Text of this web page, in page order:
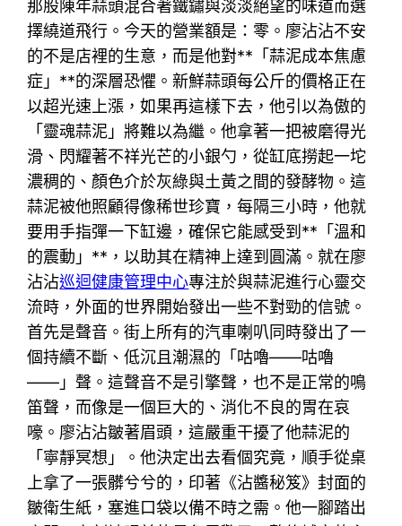
那股陳年蒜頭混合著鐵鏽與淡淡絕望的味道而選
擇繞道飛行。今天的營業額是：零。廖沾沾不安
的不是店裡的生意，而是他對**「蒜泥成本焦慮
症」**的深層恐懼。新鮮蒜頭每公斤的價格正在
以超光速上漲，如果再這樣下去，他引以為傲的
「靈魂蒜泥」將難以為繼。他拿著一把被磨得光
滑、閃耀著不祥光芒的小銀勺，從缸底撈起一坨
濃稠的、顏色介於灰綠與土黃之間的發酵物。這
蒜泥被他照顧得像稀世珍寶，每隔三小時，他就
要用手指彈一下缸邊，確保它能感受到**「溫和
的震動」**，以助其在精神上達到圓滿。就在廖
沾沾巡迴健康管理中心專注於與蒜泥進行心靈交
流時，外面的世界開始發出一些不對勁的信號。
首先是聲音。街上所有的汽車喇叭同時發出了一
個持續不斷、低沉且潮濕的「咕嚕——咕嚕
——」聲。這聲音不是引擎聲，也不是正常的鳴
笛聲，而像是一個巨大的、消化不良的胃在哀
嚎。廖沾沾皺著眉頭，這嚴重干擾了他蒜泥的
「寧靜冥想」。他決定出去看個究竟，順手從桌
上拿了一張髒兮兮的，印著《沾醬秘笈》封面的
皺衛生紙，塞進口袋以備不時之需。他一腳踏出